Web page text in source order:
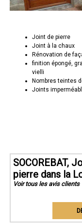
Joint de pierre
Joint à la chaux
Rénovation de
finition épongé,
vielli
Nombres teintes
Joints
SOCOREBAT,
pierre dans la
Voir tous les avis clients